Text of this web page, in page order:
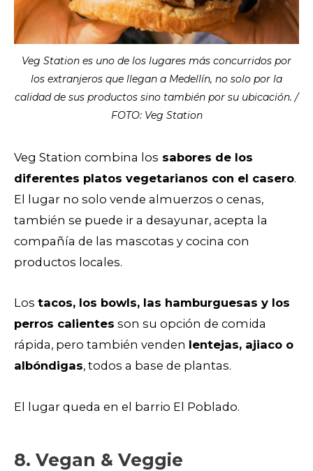
Veg Station es uno de los lugares más concurridos por
los extranjeros que llegan a Medellín, no solo por la
calidad de sus productos sino también por su ubicación. /
FOTO: Veg Station
Veg Station combina los sabores de los
diferentes platos vegetarianos con el casero.
El lugar no solo vende almuerzos o cenas,
también se puede ir a desayunar, acepta la
compañía de las mascotas y cocina con
productos locales.
Los tacos, los bowls, las hamburguesas y los
perros calientes son su opción de comida
rápida, pero también venden lentejas, ajiaco o
albóndigas, todos a base de plantas.
El lugar queda en el barrio El Poblado.
8. Vegan & Veggie